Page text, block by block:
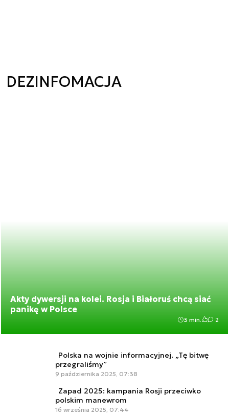
DEZINFOMACJA
Akty dywersji na kolei. Rosja i Białoruś chcą siać
panikę w Polsce
3 min. 2
Polska na wojnie informacyjnej. „Tę bitwę
przegraliśmy”
9 października 2025, 07:38
Zapad 2025: kampania Rosji przeciwko
polskim manewrom
16 września 2025, 07:44